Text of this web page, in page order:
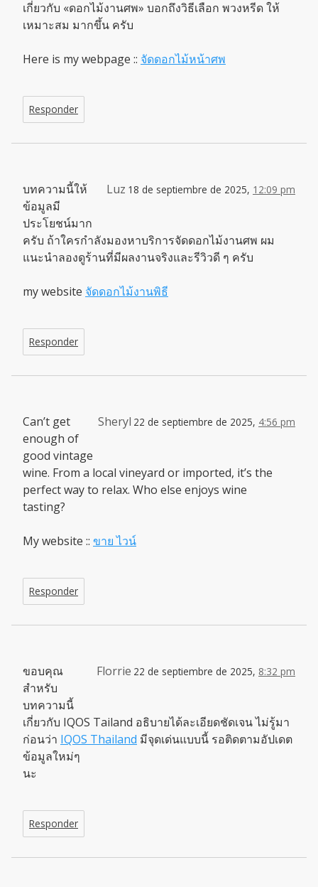
เกี่ยวกับ «ดอกไม้งานศพ» บอกถึงวิธีเลือก พวงหรีด ให้
เหมาะสม มากขึ้น ครับ
Here is my webpage :: จัดดอกไม้หน้าศพ
Responder
Luz 18 de septiembre de 2025, 12:09 pm
บทความนี้ให้
ข้อมูลมี
ประโยชน์มาก
ครับ ถ้าใครกำลังมองหาบริการจัดดอกไม้งานศพ ผม
แนะนำลองดูร้านที่มีผลงานจริงและรีวิวดี ๆ ครับ
my website จัดดอกไม้งานพิธี
Responder
Sheryl 22 de septiembre de 2025, 4:56 pm
Can’t get
enough of
good vintage
wine. From a local vineyard or imported, it’s the
perfect way to relax. Who else enjoys wine
tasting?
My website :: ขาย ไวน์
Responder
Florrie 22 de septiembre de 2025, 8:32 pm
ขอบคุณ
สำหรับ
บทความนี้
เกี่ยวกับ IQOS Tailand อธิบายได้ละเอียดชัดเจน ไม่รู้มา
ก่อนว่า IQOS Thailand มีจุดเด่นแบบนี้ รอติดตามอัปเดต
ข้อมูลใหม่ๆ
นะ
Responder